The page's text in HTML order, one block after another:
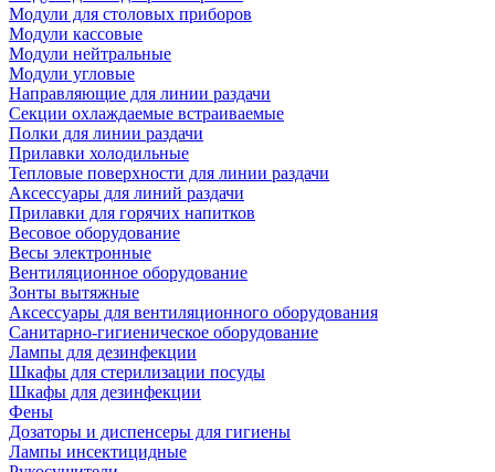
Модули для столовых приборов
Модули кассовые
Модули нейтральные
Модули угловые
Направляющие для линии раздачи
Секции охлаждаемые встраиваемые
Полки для линии раздачи
Прилавки холодильные
Тепловые поверхности для линии раздачи
Аксессуары для линий раздачи
Прилавки для горячих напитков
Весовое оборудование
Весы электронные
Вентиляционное оборудование
Зонты вытяжные
Аксессуары для вентиляционного оборудования
Санитарно-гигиеническое оборудование
Лампы для дезинфекции
Шкафы для стерилизации посуды
Шкафы для дезинфекции
Фены
Дозаторы и диспенсеры для гигиены
Лампы инсектицидные